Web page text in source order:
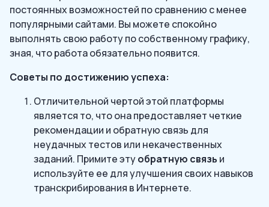
постоянных возможностей по сравнению с менее
популярными сайтами. Вы можете спокойно
выполнять свою работу по собственному графику,
зная, что работа обязательно появится.
Советы по достижению успеха:
Отличительной чертой этой платформы
является то, что она предоставляет четкие
рекомендации и обратную связь для
неудачных тестов или некачественных
заданий. Примите этуобратную связь и
используйте ее для улучшения своих навыков
транскрибирования в Интернете.